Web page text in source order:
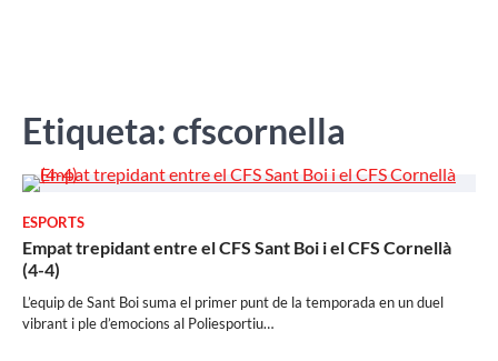
Etiqueta: cfscornella
ESPORTS
Empat trepidant entre el CFS Sant Boi i el CFS Cornellà
(4-4)
L’equip de Sant Boi suma el primer punt de la temporada en un duel
vibrant i ple d’emocions al Poliesportiu…